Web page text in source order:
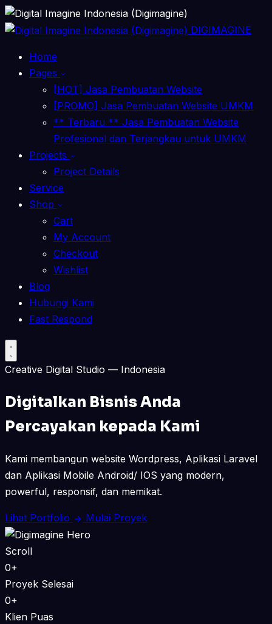
DIGIMAGINE
Home
Pages
[HOT] Jasa Pembuatan Website
[PROMO] Jasa Pembuatan Website UMKM
** Terbaru ** Jasa Pembuatan Website
Profesional dan Terjangkau untuk UMKM
Projects
Project Details
Service
Shop
Cart
My Account
Checkout
Wishlist
Blog
Hubungi Kami
Fast Respond
Creative Digital Studio — Indonesia
Digitalkan Bisnis Anda
Percayakan kepada Kami
Kami membangun website Wordpress, Aplikasi Laravel
dan Aplikasi Mobile Android/ IOS yang modern,
powerful, responsif, dan memikat.
Lihat Portfolio Mulai Proyek
Scroll
0+
Proyek Selesai
0+
Klien Puas